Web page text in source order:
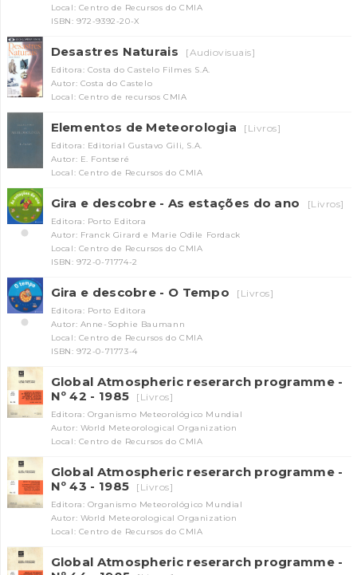
Local: Centro de Recursos do CMIA
ISBN: 972-9392-20-X
Desastres Naturais [Audiovisuais]
Editora: Costa do Castelo Filmes S.A.
Autor: Costa do Castelo
Local: Centro de recursos CMIA
Elementos de Meteorologia [Livros]
Editora: Editorial Gustavo Gili, S.A.
Autor: E. Fontseré
Local: Centro de Recursos do CMIA
Gira e descobre - As estações do ano [Livros]
Editora: Porto Editora
Autor: Franck Girard e Marie Odile Fordack
Local: Centro de Recursos do CMIA
ISBN: 972-0-71774-2
Gira e descobre - O Tempo [Livros]
Editora: Porto Editora
Autor: Anne-Sophie Baumann
Local: Centro de Recursos do CMIA
ISBN: 972-0-71773-4
Global Atmospheric reserarch programme -
Nº 42 - 1985
[Livros]
Editora: Organismo Meteorológico Mundial
Autor: World Meteorological Organization
Local: Centro de Recursos do CMIA
Global Atmospheric reserarch programme -
Nº 43 - 1985
[Livros]
Editora: Organismo Meteorológico Mundial
Autor: World Meteorological Organization
Local: Centro de Recursos do CMIA
Global Atmospheric reserarch programme -